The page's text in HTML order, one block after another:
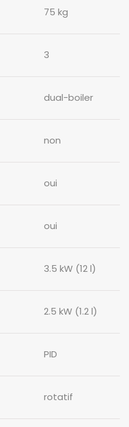
75 kg
3
dual-boiler
non
oui
oui
3.5 kW (12 l)
2.5 kW (1.2 l)
PID
rotatif